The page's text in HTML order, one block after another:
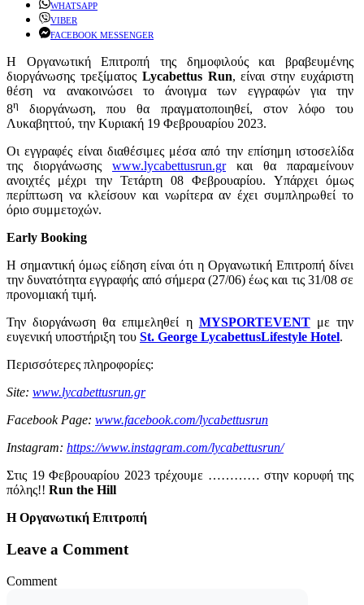
WHATSAPP
VIBER
FACEBOOK MESSENGER
Η Οργανωτική Επιτροπή της δημοφιλούς και βραβευμένης
διοργάνωσης τρεξίματος Lycabettus Run, είναι στην ευχάριστη
θέση να ανακοινώσει το άνοιγμα των εγγραφών για την
8η
διοργάνωση, που θα πραγματοποιηθεί, στον λόφο του
Λυκαβηττού, την Κυριακή 19 Φεβρουαρίου 2023.
Οι εγγραφές είναι διαθέσιμες μέσα από την επίσημη ιστοσελίδα
της διοργάνωσης www.lycabettusrun.grκαι θα παραμείνουν
ανοιχτές μέχρι την Τετάρτη 08 Φεβρουαρίου. Υπάρχει όμως
περίπτωση να κλείσουν και νωρίτερα αν έχει συμπληρωθεί το
όριο συμμετοχών.
Early Booking
Η σημαντική όμως είδηση είναι ότι η Οργανωτική Επιτροπή δίνει
την δυνατότητα εγγραφής από σήμερα (27/06) έως και τις 31/08 σε
προνομιακή τιμή.
Την διοργάνωση θα επιμεληθεί η MYSPORTEVENTμε την
ευγενική υποστήριξη του St. George LycabettusLifestyle Hotel.
Περισσότερες πληροφορίες:
Site: www.lycabettusrun.gr
Facebook Page: www.facebook.com/lycabettusrun
Instagram: https://www.instagram.com/lycabettusrun/
Στις 19 Φεβρουαρίου 2023 τρέχουμε ………… στην κορυφή της
πόλης!! Run the Hill
Η Οργανωτική Επιτροπή
Leave a Comment
Comment